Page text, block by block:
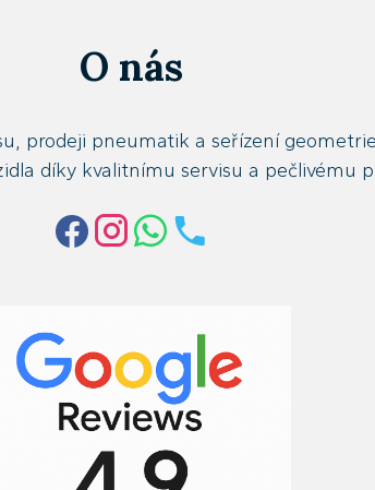
O nás
prodeji pneumatik a seřízení
díky kvalitnímu servisu a pečlivému